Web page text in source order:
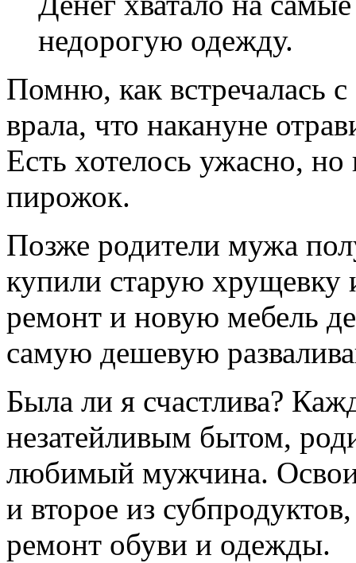
недорогую одежду.
Помню, как встречалась
врала, что накануне
Есть хотелось ужасно, но
пирожок.
Позже родители мужа
купили старую
ремонт и новую мебель
самую дешевую
Была ли я счастлива?
незатейливым бытом,
любимый мужчина.
и второе из
ремонт обуви и одежды.